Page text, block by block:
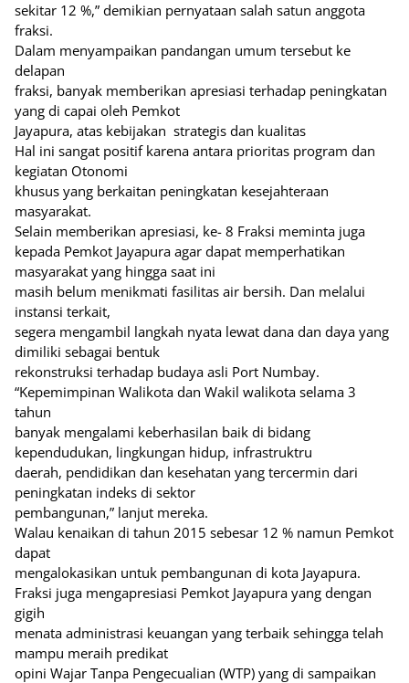
sekitar 12 %,” demikian pernyataan salah satun anggota
fraksi.
Dalam menyampaikan pandangan umum tersebut ke
delapan
fraksi, banyak memberikan apresiasi terhadap peningkatan
yang di capai oleh Pemkot
Jayapura, atas kebijakan strategis dan kualitas
Hal ini sangat positif karena antara prioritas program dan
kegiatan Otonomi
khusus yang berkaitan peningkatan kesejahteraan
masyarakat.
Selain memberikan apresiasi, ke- 8 Fraksi meminta juga
kepada Pemkot Jayapura agar dapat memperhatikan
masyarakat yang hingga saat ini
masih belum menikmati fasilitas air bersih. Dan melalui
instansi terkait,
segera mengambil langkah nyata lewat dana dan daya yang
dimiliki sebagai bentuk
rekonstruksi terhadap budaya asli Port Numbay.
“Kepemimpinan Walikota dan Wakil walikota selama 3
tahun
banyak mengalami keberhasilan baik di bidang
kependudukan, lingkungan hidup, infrastruktru
daerah, pendidikan dan kesehatan yang tercermin dari
peningkatan indeks di sektor
pembangunan,” lanjut mereka.
Walau kenaikan di tahun 2015 sebesar 12 % namun Pemkot
dapat
mengalokasikan untuk pembangunan di kota Jayapura.
Fraksi juga mengapresiasi Pemkot Jayapura yang dengan
gigih
menata administrasi keuangan yang terbaik sehingga telah
mampu meraih predikat
opini Wajar Tanpa Pengecualian (WTP) yang di sampaikan